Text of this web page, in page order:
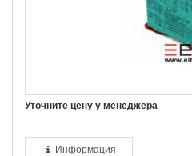
Уточните цену у менеджера
Информация